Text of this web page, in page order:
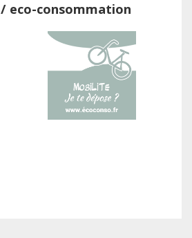
eco-consommation